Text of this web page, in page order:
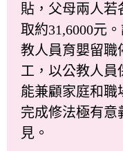
貼，父母兩人若
取約31,6000元
教人員育嬰留職
工，以公教人員
能兼顧家庭和職
完成修法極有意
見。